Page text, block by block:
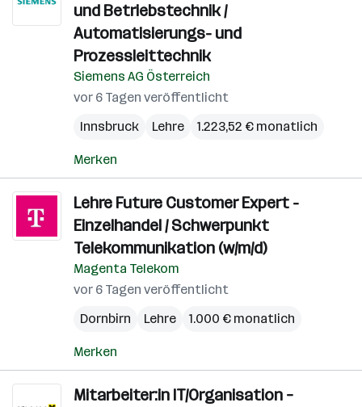
und Betriebstechnik /
Automatisierungs- und
Prozessleittechnik
Siemens AG Österreich
vor 6 Tagen veröffentlicht
Innsbruck
Lehre 1.223,52 € monatlich
Merken
Lehre Future Customer Expert -
Einzelhandel / Schwerpunkt
Telekommunikation (w/m/d)
Magenta Telekom
vor 6 Tagen veröffentlicht
Dornbirn
Lehre 1.000 € monatlich
Merken
Mitarbeiter:in IT/Organisation –